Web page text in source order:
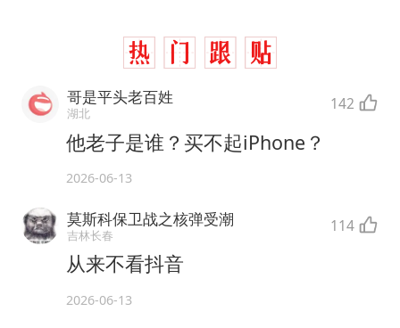
哥是平头老百姓
湖北 142
他老子是谁？买不起iPhone？
2026-06-13
莫斯科保卫战之核弹受潮
吉林长春 114
从来不看抖音
2026-06-13